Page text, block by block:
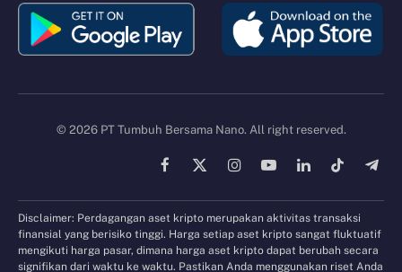
© 2026 PT Tumbuh Bersama Nano. All right reserved.
Facebook
X
InstagramYouTubeLinkedInTikTok
Disclaimer: Perdagangan aset kripto merupakan aktivitas transaksi
finansial yang berisiko tinggi. Harga setiap aset kripto sangat fluktuatif
mengikuti harga pasar, dimana harga aset kripto dapat berubah secara
signifikan dari waktu ke waktu. Pastikan Anda menggunakan riset Anda